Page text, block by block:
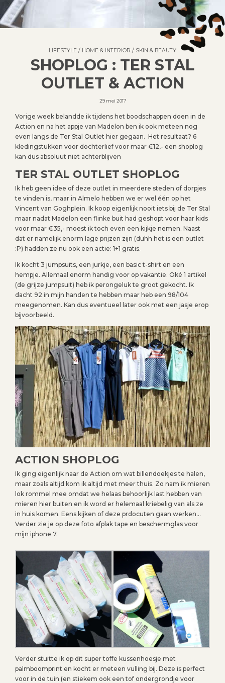
LIFESTYLE / HOME & INTERIOR / SKIN & BEAUTY
SHOPLOG : TER STAL
OUTLET & ACTION
29 mei 2017
Vorige week belandde ik tijdens het boodschappen doen in de
Action en na het appje van Madelon ben ik ook meteen nog
even langs de Ter Stal Outlet hier gegaan. Het resultaat? 6
kledingstukken voor dochterlief voor maar €12,- een shoplog
kan dus absoluut niet achterblijven
TER STAL OUTLET SHOPLOG
Ik heb geen idee of deze outlet in meerdere steden of dorpjes
te vinden is, maar in Almelo hebben we er wel één op het
Vincent van Goghplein. Ik koop eigenlijk nooit iets bij de Ter Stal
maar nadat Madelon een flinke buit had geshopt voor haar kids
voor maar €35,- moest ik toch even een kijkje nemen. Naast
dat er namelijk enorm lage prijzen zijn (duhh het is een outlet
:P) hadden ze nu ook een actie: 1+1 gratis.
Ik kocht 3 jumpsuits, een jurkje, een basic t-shirt en een
hempje. Allemaal enorm handig voor op vakantie. Oké 1 artikel
(de grijze jumpsuit) heb ik perongeluk te groot gekocht. Ik
dacht 92 in mijn handen te hebben maar heb een 98/104
meegenomen. Kan dus eventueel later ook met een jasje erop
bijvoorbeeld.
ACTION SHOPLOG
Ik ging eigenlijk naar de Action om wat billendoekjes te halen,
maar zoals altijd kom ik altijd met meer thuis. Zo nam ik mieren
lok rommel mee omdat we helaas behoorlijk last hebben van
mieren hier buiten en ik word er helemaal kriebelig van als ze
in huis komen. Eens kijken of deze prdocuten gaan werken…
Verder zie je op deze foto afplak tape en beschermglas voor
mijn iphone 7.
Verder stuitte ik op dit super toffe kussenhoesje met
palmboomprint en kocht er meteen vulling bij. Deze is perfect
voor in de tuin (en stiekem ook een tof ondergrondje voor